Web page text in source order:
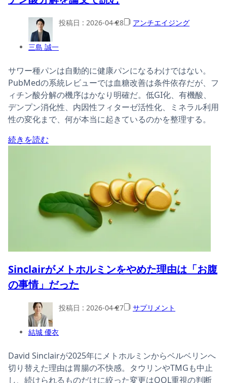
三島 誠一
投稿日 : 2026-04-28 アンチエイジング
サワー種パンは自動的に健康パンになるわけではない。
PubMedの系統レビューでは血糖改善は条件依存だが、フ
ィチン酸分解の機序はかなり明確だ。低GI化、有機酸、
デンプン消化性、内因性フィターゼ活性化、ミネラル利用
性の変化まで、何が本当に起きているのかを整理する。
続きを読む
Sinclairがメトホルミンをやめた理由は「お腹
の事情」だった
結城 優衣
投稿日 : 2026-04-27 サプリメント
David Sinclairが2025年にメトホルミンからベルベリンへ
切り替えた理由は胃腸の不快感。タウリンやTMGも中止
し、続けられるものだけに絞った変更はQOL重視の判断